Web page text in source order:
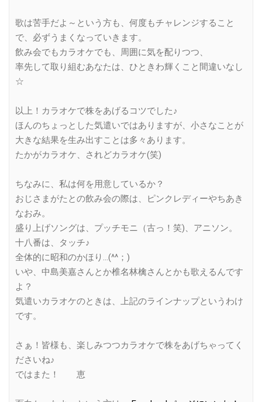
歌は苦手だよ～という方も、何度もチャレンジすること
で、必ずうまくなっていきます。
飲み会でもカラオケでも、周囲に気を配りつつ、
率先して取り組むあなたは、ひときわ輝くこと間違いなし
☆
以上！カラオケで株をあげるコツでした♪
ほんのちょっとした気遣いではありますが、小さなことが
大きな結果を生み出すことは多々あります。
たかがカラオケ、されどカラオケ(笑)
ちなみに、私は何を用意しているか？
おじさまがたとの飲み会の際は、ピンクレディーやちあき
なおみ。
盛り上げソングは、プッチモニ（古っ！笑)、アニソン。
十八番は、タッチ♪
全体的に昭和のかほり…(^^；)
いや、中島美嘉さんとか椎名林檎さんとかも歌えるんです
よ？
気遣いカラオケのときは、上記のラインナップというわけ
です。
さぁ！皆様も、楽しみつつカラオケで株をあげちゃってく
ださいね♪
ではまた！ 恵